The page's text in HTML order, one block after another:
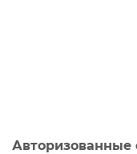
Авторизованные